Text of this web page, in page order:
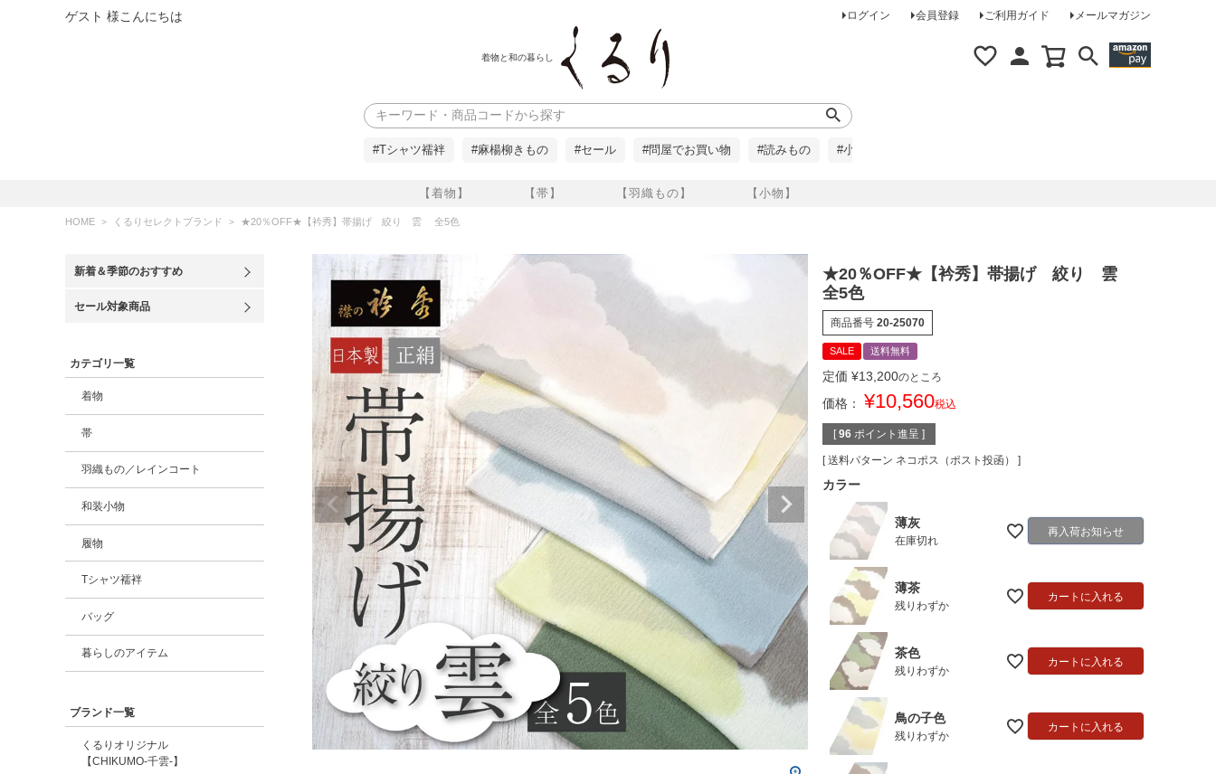
ゲスト 様こんにちは ログイン 会員登録 ご利用ガイド メールマガジン
着物と和の暮らし
【着物】 【帯】 【羽織もの】 【小物】
検索
#Tシャツ襦袢 #麻楊柳きもの #セール #問屋でお買い物 #読みもの #小柄な方に
HOME くるりセレクトブランド ★20％OFF★【衿秀】帯揚げ 絞り 雲 全5色
新着＆季節のおすすめ
セール対象商品
カテゴリ一覧
着物
帯
羽織もの／レインコート
和装小物
履物
Tシャツ襦袢
バッグ
暮らしのアイテム
ブランド一覧
くるりオリジナル
【CHIKUMO-千雲-】
★20％OFF★【衿秀】帯揚げ 絞り 雲
全5色
商品番号 20-25070
SALE 送料無料
定価 ¥13,200のところ
価格： ¥10,560税込
[ 96 ポイント進呈 ]
送料パターン ネコポス（ポスト投函）
カラー
薄灰
在庫切れ
再入荷お知らせ
薄茶
残りわずか
カートに入れる
茶色
残りわずか
カートに入れる
鳥の子色
残りわずか
カートに入れる